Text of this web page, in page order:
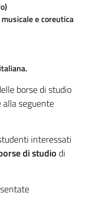
e coreutica
borse di studio
seguente
interessati
di studio di